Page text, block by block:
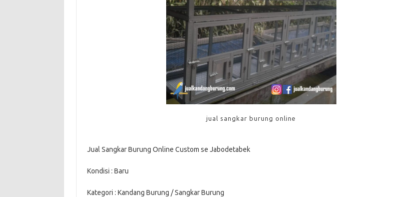
jual sangkar burung online
Jual Sangkar Burung Online Custom se Jabodetabek
Kondisi : Baru
Kategori : Kandang Burung / Sangkar Burung